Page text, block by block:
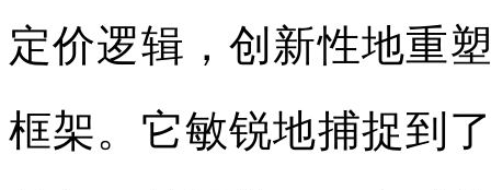
定价逻辑，创新性地重
框架。它敏锐地捕捉到